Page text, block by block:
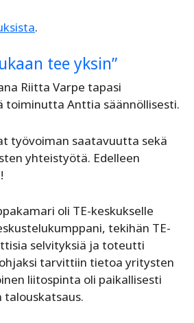
.
tee yksin”
Riitta Varpe tapasi
toiminutta Anttia säännöllisesti.
työvoiman saatavuutta sekä
yhteistyötä. Edelleen
oli TE-keskukselle
tekihän TE-
selvityksiä ja toteutti
tarvittiin tietoa yritysten
liitospinta oli paikallisesti